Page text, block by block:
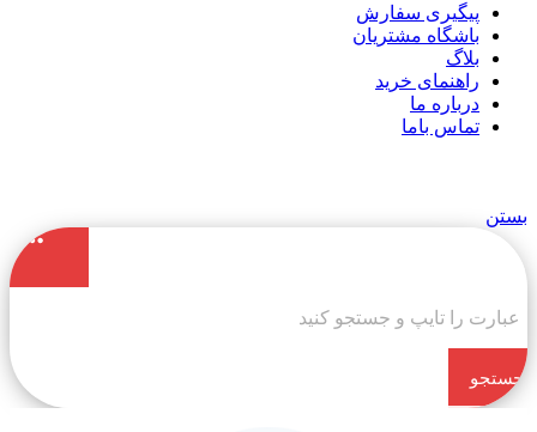
پیگیری سفارش
باشگاه مشتریان
بلاگ
راهنمای خرید
درباره ما
تماس باما
بستن
جستجو